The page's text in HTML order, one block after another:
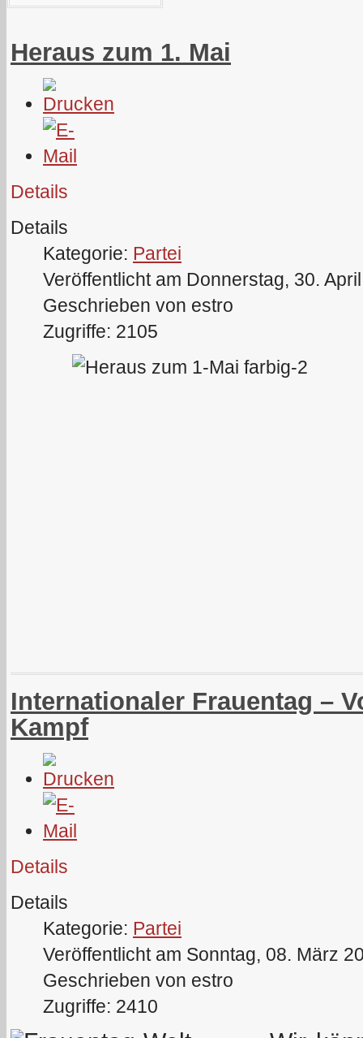
Heraus zum 1. Mai
Details
Details
Kategorie: Partei
Veröffentlicht am Donnerstag, 30.
Geschrieben von estro
Zugriffe: 2105
Internationaler Frauentag –
Kampf
Details
Details
Kategorie: Partei
Veröffentlicht am Sonntag, 08. März
Geschrieben von estro
Zugriffe: 2410